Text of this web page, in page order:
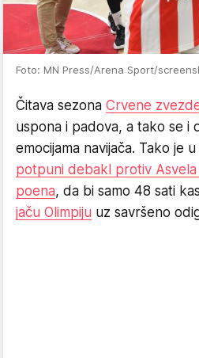
Foto: MN Press/Arena Sport/
Čitava sezona Crvene
uspona i padova, a tako se i
emocijama navijača. Tako je
potpuni debakl protiv Asvela
poena, da bi samo 48 sati
jaču Olimpiju uz savršeno